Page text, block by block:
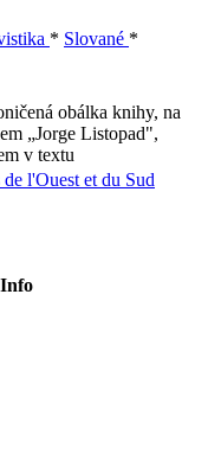
* Slované *
obálka knihy, na
„Jorge Listopad",
v textu
Info